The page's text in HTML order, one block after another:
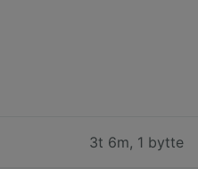
3t 6m, 1 bytte